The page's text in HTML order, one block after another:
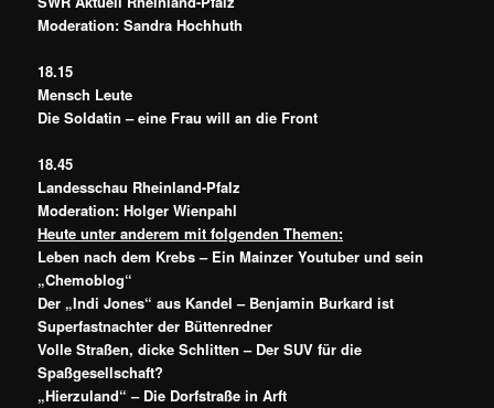
Moderation: Sandra Hochhuth
18.15
Mensch Leute
Die Soldatin – eine Frau will an die Front
18.45
Landesschau Rheinland-Pfalz
Moderation: Holger Wienpahl
Heute unter anderem mit folgenden Themen:
Leben nach dem Krebs – Ein Mainzer Youtuber und sein
„Chemoblog“
Der „Indi Jones“ aus Kandel – Benjamin Burkard ist
Superfastnachter der Büttenredner
Volle Straßen, dicke Schlitten – Der SUV für die
Spaßgesellschaft?
„Hierzuland“ – Die Dorfstraße in Arft